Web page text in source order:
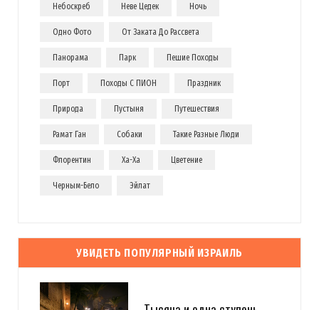
Небоскреб Неве Цедек Ночь
Одно Фото От Заката До Рассвета
Панорама Парк Пешие Походы
Порт Походы С ПИОН Праздник
Природа Пустыня Путешествия
Рамат Ган Собаки Такие Разные Люди
Флорентин Ха-Ха Цветение
Черным-Бело Эйлат
УВИДЕТЬ ПОПУЛЯРНЫЙ ИЗРАИЛЬ